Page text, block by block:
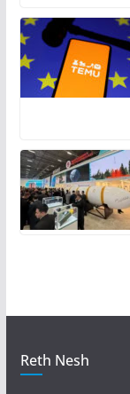
Reth Nesh